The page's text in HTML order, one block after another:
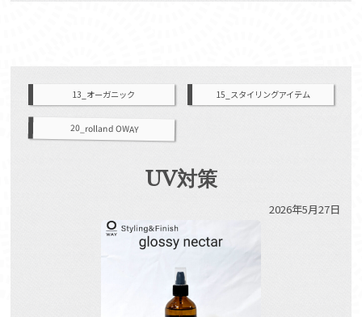
13_オーガニック 15_スタイリングアイテム
20_rolland OWAY
UV対策
2026年5月27日